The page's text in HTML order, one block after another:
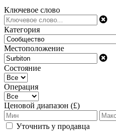
Ключевое слово
Категория
Местоположение
Состояние
Операция
Ценовой диапазон (£)
Уточнить у продавца